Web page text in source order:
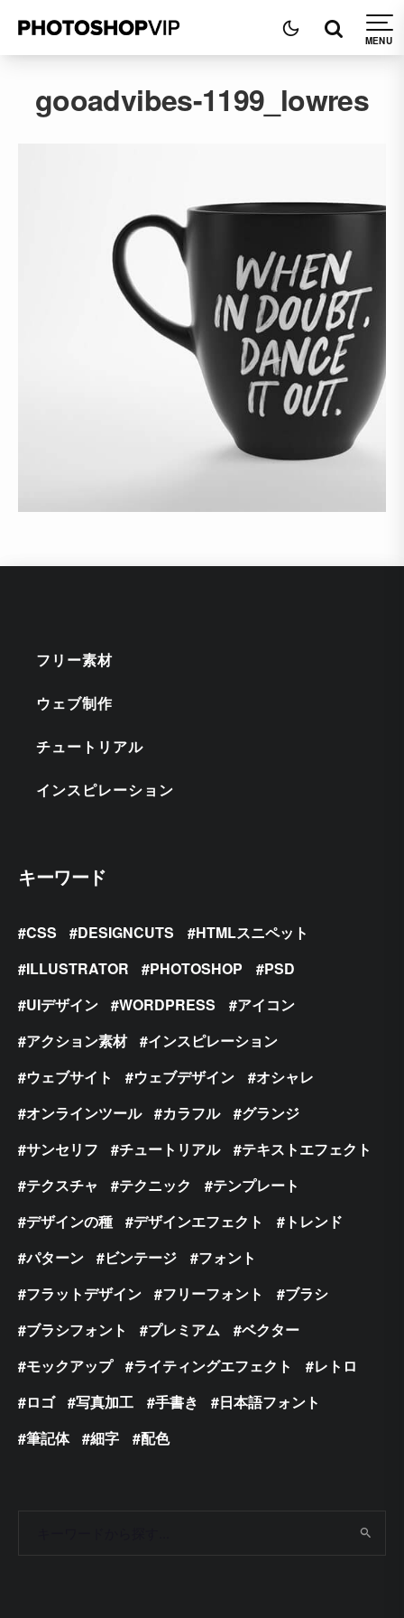
gooadvibes-1199_lowres
フリー素材
ウェブ制作
チュートリアル
インスピレーション
キーワード
CSS DESIGNCUTS
HTMLスニペット
ILLUSTRATOR
PHOTOSHOP
PSD
UIデザイン
WORDPRESS
アイコン
アクション素材
インスピレーション
ウェブサイト
ウェブデザイン
オシャレ
オンラインツール
カラフル
グランジ
サンセリフ
チュートリアル
テキストエフェクト
テクスチャ
テクニック
テンプレート
デザインの種
デザインエフェクト
トレンド
パターン
ビンテージ
フォント
フラットデザイン
フリーフォント
ブラシ
ブラシフォント
プレミアム
ベクター
モックアップ
ライティングエフェクト
レトロ
ロゴ
写真加工 手書き
日本語フォント
筆記体
細字 配色